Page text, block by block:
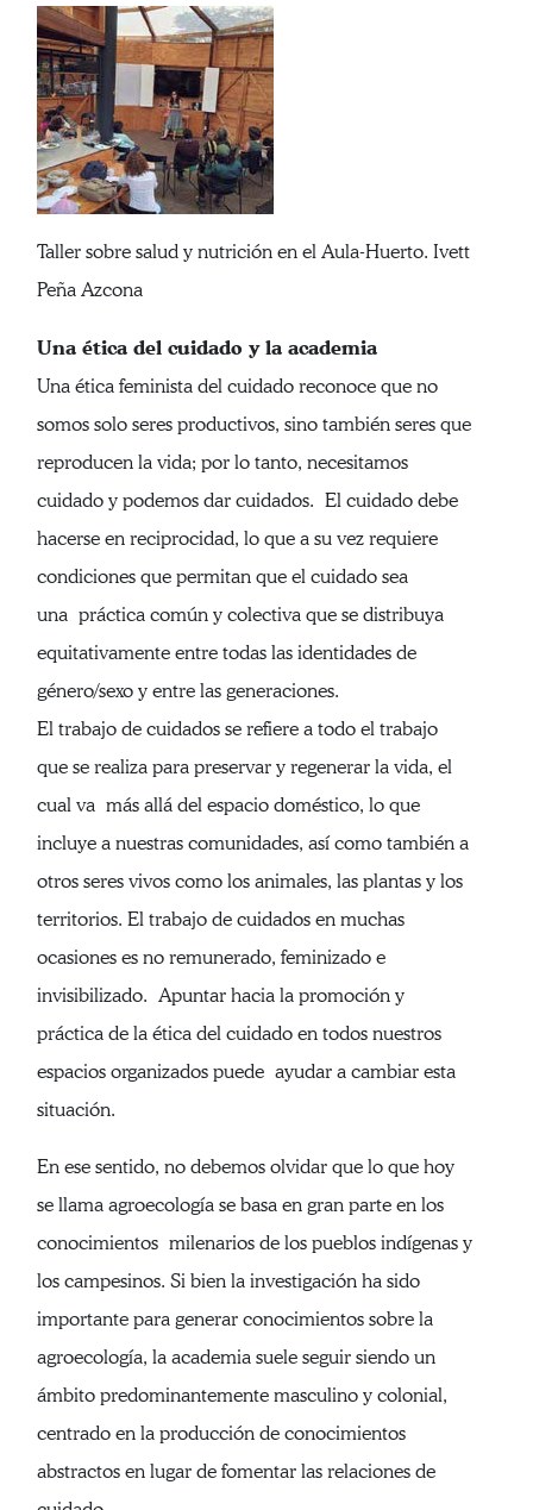
Taller sobre salud y nutrición en el Aula-Huerto. Ivett
Peña Azcona
Una ética del cuidado y la academia
Una ética feminista del cuidado reconoce que no
somos solo seres productivos, sino también seres que
reproducen la vida; por lo tanto, necesitamos
cuidado y podemos dar cuidados. El cuidado debe
hacerse en reciprocidad, lo que a su vez requiere
condiciones que permitan que el cuidado sea
una práctica común y colectiva que se distribuya
equitativamente entre todas las identidades de
género/sexo y entre las generaciones.
El trabajo de cuidados se refiere a todo el trabajo
que se realiza para preservar y regenerar la vida, el
cual va más allá del espacio doméstico, lo que
incluye a nuestras comunidades, así como también a
otros seres vivos como los animales, las plantas y los
territorios. El trabajo de cuidados en muchas
ocasiones es no remunerado, feminizado e
invisibilizado. Apuntar hacia la promoción y
práctica de la ética del cuidado en todos nuestros
espacios organizados puede ayudar a cambiar esta
situación.
En ese sentido, no debemos olvidar que lo que hoy
se llama agroecología se basa en gran parte en los
conocimientos milenarios de los pueblos indígenas y
los campesinos. Si bien la investigación ha sido
importante para generar conocimientos sobre la
agroecología, la academia suele seguir siendo un
ámbito predominantemente masculino y colonial,
centrado en la producción de conocimientos
abstractos en lugar de fomentar las relaciones de